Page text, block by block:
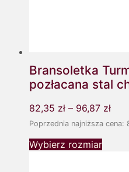
Bransoletka
pozłacana stal
82,35 zł – 96,87 zł
Poprzednia najniższa cena:
Wybierz rozmiar